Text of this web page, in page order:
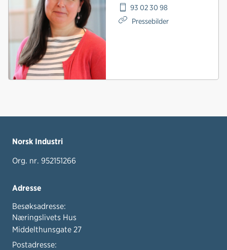
93 02 30 98
Pressebilder
Norsk Industri
Org. nr. 952151266
Adresse
Besøksadresse:
Næringslivets Hus
Middelthunsgate 27
Postadresse: